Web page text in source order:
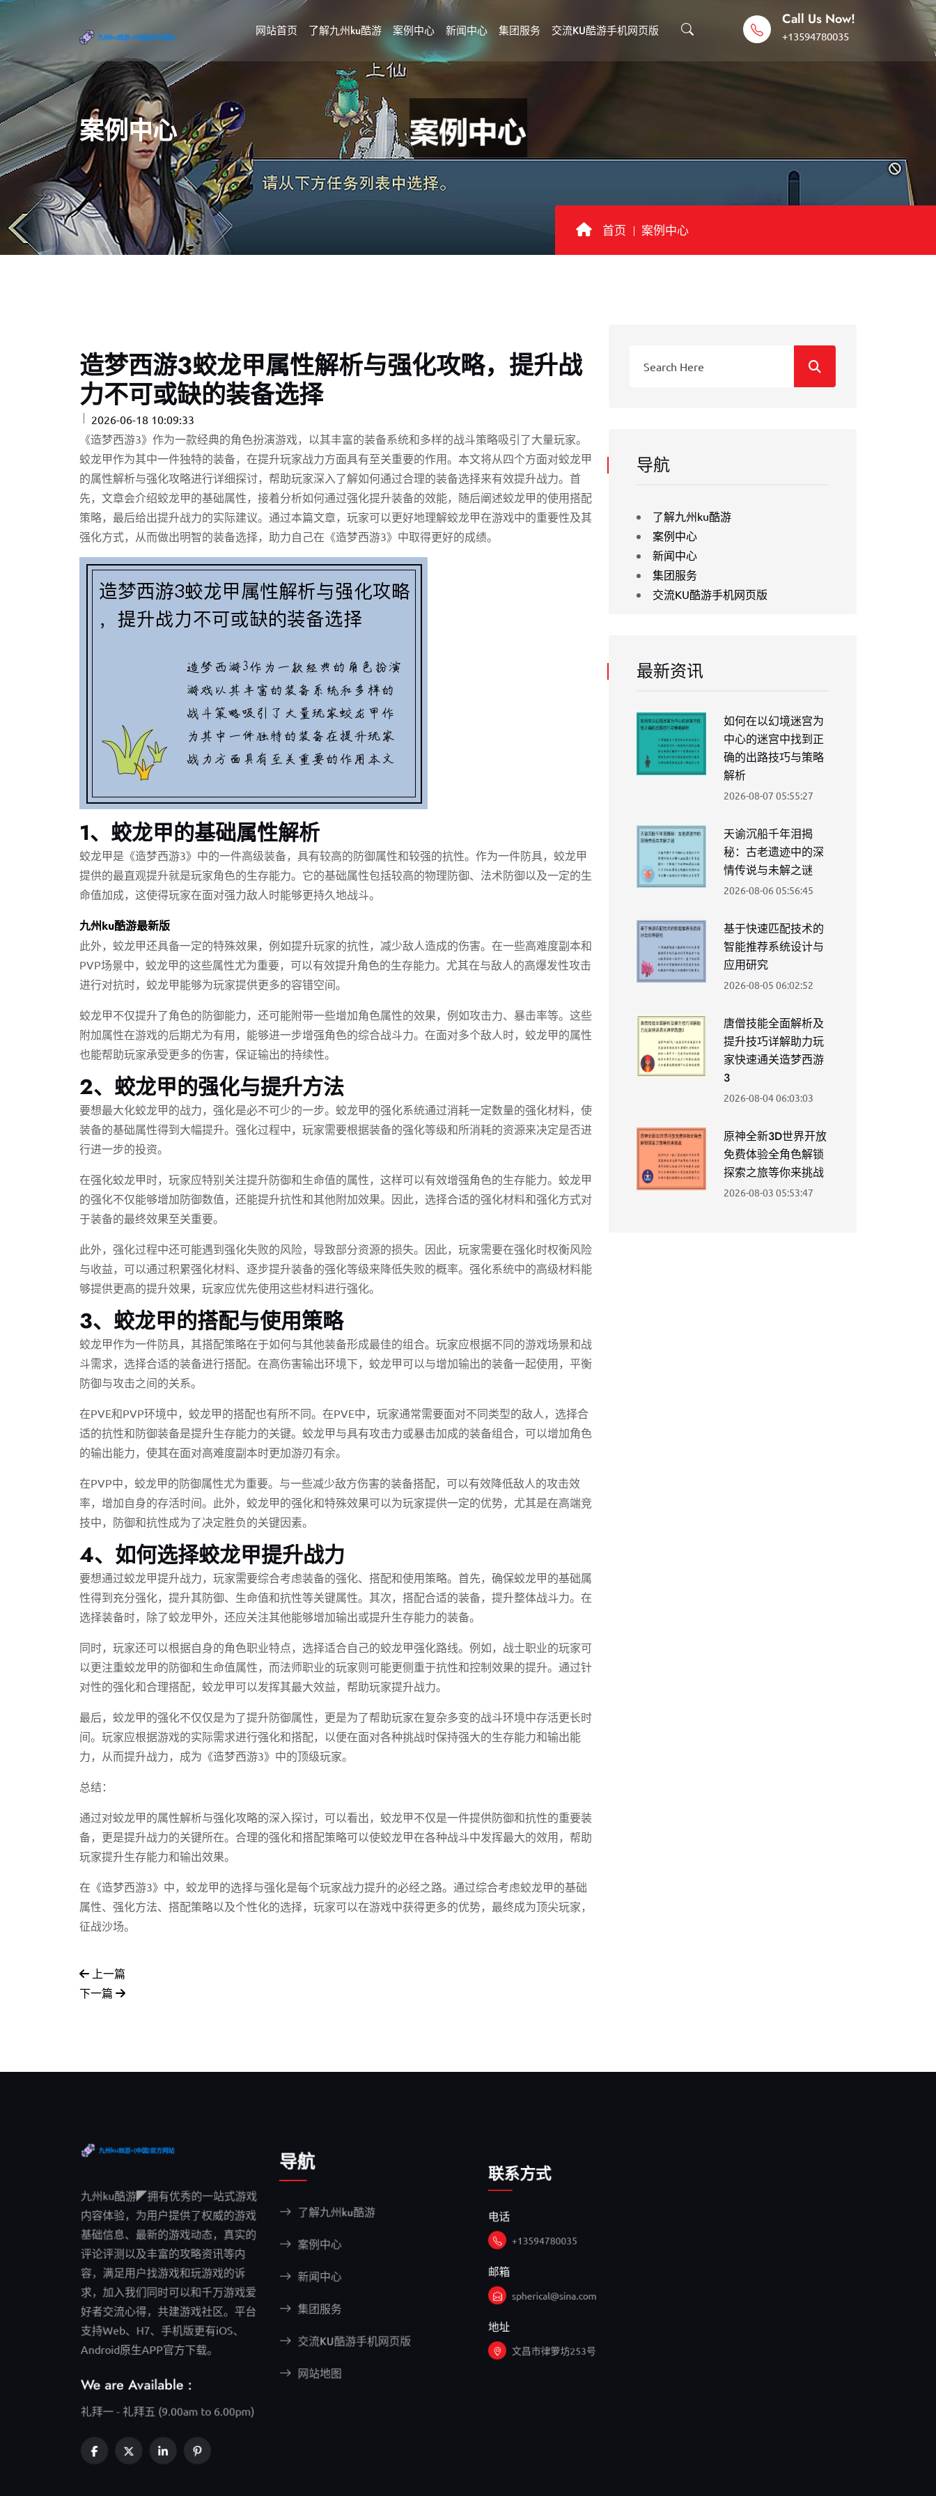
网站首页 了解九州ku酷游 案例中心 新闻中心 集团服务 交流KU酷游手机网页版
Call Us Now!
+13594780035
案例中心
首页 案例中心
造梦西游3蛟龙甲属性解析与强化攻略，提升战
力不可或缺的装备选择
2026-06-18 10:09:33
《造梦西游3》作为一款经典的角色扮演游戏，以其丰富的装备系统和多样的战斗策略吸引了大量玩家。
蛟龙甲作为其中一件独特的装备，在提升玩家战力方面具有至关重要的作用。本文将从四个方面对蛟龙甲
的属性解析与强化攻略进行详细探讨，帮助玩家深入了解如何通过合理的装备选择来有效提升战力。首
先，文章会介绍蛟龙甲的基础属性，接着分析如何通过强化提升装备的效能，随后阐述蛟龙甲的使用搭配
策略，最后给出提升战力的实际建议。通过本篇文章，玩家可以更好地理解蛟龙甲在游戏中的重要性及其
强化方式，从而做出明智的装备选择，助力自己在《造梦西游3》中取得更好的成绩。
1、蛟龙甲的基础属性解析
蛟龙甲是《造梦西游3》中的一件高级装备，具有较高的防御属性和较强的抗性。作为一件防具，蛟龙甲
提供的最直观提升就是玩家角色的生存能力。它的基础属性包括较高的物理防御、法术防御以及一定的生
命值加成，这使得玩家在面对强力敌人时能够更持久地战斗。
九州ku酷游最新版
此外，蛟龙甲还具备一定的特殊效果，例如提升玩家的抗性，减少敌人造成的伤害。在一些高难度副本和
PVP场景中，蛟龙甲的这些属性尤为重要，可以有效提升角色的生存能力。尤其在与敌人的高爆发性攻击
进行对抗时，蛟龙甲能够为玩家提供更多的容错空间。
蛟龙甲不仅提升了角色的防御能力，还可能附带一些增加角色属性的效果，例如攻击力、暴击率等。这些
附加属性在游戏的后期尤为有用，能够进一步增强角色的综合战斗力。在面对多个敌人时，蛟龙甲的属性
也能帮助玩家承受更多的伤害，保证输出的持续性。
2、蛟龙甲的强化与提升方法
要想最大化蛟龙甲的战力，强化是必不可少的一步。蛟龙甲的强化系统通过消耗一定数量的强化材料，使
装备的基础属性得到大幅提升。强化过程中，玩家需要根据装备的强化等级和所消耗的资源来决定是否进
行进一步的投资。
在强化蛟龙甲时，玩家应特别关注提升防御和生命值的属性，这样可以有效增强角色的生存能力。蛟龙甲
的强化不仅能够增加防御数值，还能提升抗性和其他附加效果。因此，选择合适的强化材料和强化方式对
于装备的最终效果至关重要。
此外，强化过程中还可能遇到强化失败的风险，导致部分资源的损失。因此，玩家需要在强化时权衡风险
与收益，可以通过积累强化材料、逐步提升装备的强化等级来降低失败的概率。强化系统中的高级材料能
够提供更高的提升效果，玩家应优先使用这些材料进行强化。
3、蛟龙甲的搭配与使用策略
蛟龙甲作为一件防具，其搭配策略在于如何与其他装备形成最佳的组合。玩家应根据不同的游戏场景和战
斗需求，选择合适的装备进行搭配。在高伤害输出环境下，蛟龙甲可以与增加输出的装备一起使用，平衡
防御与攻击之间的关系。
在PVE和PVP环境中，蛟龙甲的搭配也有所不同。在PVE中，玩家通常需要面对不同类型的敌人，选择合
适的抗性和防御装备是提升生存能力的关键。蛟龙甲与具有攻击力或暴击加成的装备组合，可以增加角色
的输出能力，使其在面对高难度副本时更加游刃有余。
在PVP中，蛟龙甲的防御属性尤为重要。与一些减少敌方伤害的装备搭配，可以有效降低敌人的攻击效
率，增加自身的存活时间。此外，蛟龙甲的强化和特殊效果可以为玩家提供一定的优势，尤其是在高端竞
技中，防御和抗性成为了决定胜负的关键因素。
4、如何选择蛟龙甲提升战力
要想通过蛟龙甲提升战力，玩家需要综合考虑装备的强化、搭配和使用策略。首先，确保蛟龙甲的基础属
性得到充分强化，提升其防御、生命值和抗性等关键属性。其次，搭配合适的装备，提升整体战斗力。在
选择装备时，除了蛟龙甲外，还应关注其他能够增加输出或提升生存能力的装备。
同时，玩家还可以根据自身的角色职业特点，选择适合自己的蛟龙甲强化路线。例如，战士职业的玩家可
以更注重蛟龙甲的防御和生命值属性，而法师职业的玩家则可能更侧重于抗性和控制效果的提升。通过针
对性的强化和合理搭配，蛟龙甲可以发挥其最大效益，帮助玩家提升战力。
最后，蛟龙甲的强化不仅仅是为了提升防御属性，更是为了帮助玩家在复杂多变的战斗环境中存活更长时
间。玩家应根据游戏的实际需求进行强化和搭配，以便在面对各种挑战时保持强大的生存能力和输出能
力，从而提升战力，成为《造梦西游3》中的顶级玩家。
总结：
通过对蛟龙甲的属性解析与强化攻略的深入探讨，可以看出，蛟龙甲不仅是一件提供防御和抗性的重要装
备，更是提升战力的关键所在。合理的强化和搭配策略可以使蛟龙甲在各种战斗中发挥最大的效用，帮助
玩家提升生存能力和输出效果。
在《造梦西游3》中，蛟龙甲的选择与强化是每个玩家战力提升的必经之路。通过综合考虑蛟龙甲的基础
属性、强化方法、搭配策略以及个性化的选择，玩家可以在游戏中获得更多的优势，最终成为顶尖玩家，
征战沙场。
上一篇
下一篇
导航
了解九州ku酷游
案例中心
新闻中心
集团服务
交流KU酷游手机网页版
最新资讯
如何在以幻境迷宫为
中心的迷宫中找到正
确的出路技巧与策略
解析
2026-08-07 05:55:27
天谕沉船千年泪揭
秘：古老遗迹中的深
情传说与未解之谜
2026-08-06 05:56:45
基于快速匹配技术的
智能推荐系统设计与
应用研究
2026-08-05 06:02:52
唐僧技能全面解析及
提升技巧详解助力玩
家快速通关造梦西游
3
2026-08-04 06:03:03
原神全新3D世界开放
免费体验全角色解锁
探索之旅等你来挑战
2026-08-03 05:53:47
九州ku酷游◤拥有优秀的一站式游戏
内容体验，为用户提供了权威的游戏
基础信息、最新的游戏动态，真实的
评论评测以及丰富的攻略资讯等内
容，满足用户找游戏和玩游戏的诉
求，加入我们同时可以和千万游戏爱
好者交流心得，共建游戏社区。平台
支持Web、H7、手机版更有iOS、
Android原生APP官方下载。
We are Available :
礼拜一 - 礼拜五 (9.00am to 6.00pm)
导航
了解九州ku酷游
案例中心
新闻中心
集团服务
交流KU酷游手机网页版
网站地图
联系方式
电话
+13594780035
邮箱
spherical@sina.com
地址